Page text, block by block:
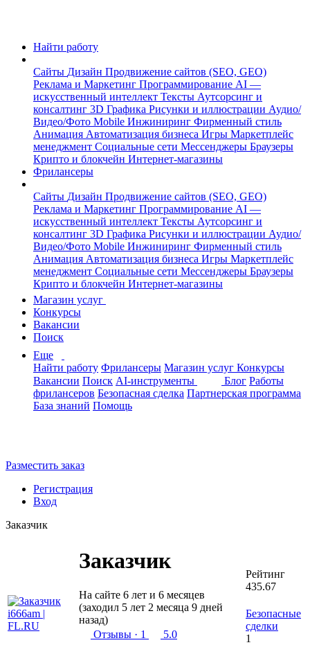
Найти работу
Сайты Дизайн Продвижение сайтов (SEO, GEO)
Реклама и Маркетинг Программирование AI —
искусственный интеллект Тексты Аутсорсинг и
консалтинг 3D Графика Рисунки и иллюстрации Аудио/
Видео/Фото Mobile Инжиниринг Фирменный стиль
Анимация Автоматизация бизнеса Игры Маркетплейс
менеджмент Социальные сети Мессенджеры Браузеры
Крипто и блокчейн Интернет-магазины
Фрилансеры
Сайты Дизайн Продвижение сайтов (SEO, GEO)
Реклама и Маркетинг Программирование AI —
искусственный интеллект Тексты Аутсорсинг и
консалтинг 3D Графика Рисунки и иллюстрации Аудио/
Видео/Фото Mobile Инжиниринг Фирменный стиль
Анимация Автоматизация бизнеса Игры Маркетплейс
менеджмент Социальные сети Мессенджеры Браузеры
Крипто и блокчейн Интернет-магазины
Магазин услуг
Конкурсы
Вакансии
Поиск
Еще
Найти работу Фрилансеры Магазин услуг Конкурсы
Вакансии Поиск AI-инструменты Блог Работы
фрилансеров Безопасная сделка Партнерская программа
База знаний Помощь
Разместить заказ
Регистрация
Вход
Заказчик
Заказчик
На сайте 6 лет и 6 месяцев
(заходил 5 лет 2 месяца 9 дней
назад)
Отзывы · 1 5.0
Рейтинг
435.67
Безопасные
сделки
1